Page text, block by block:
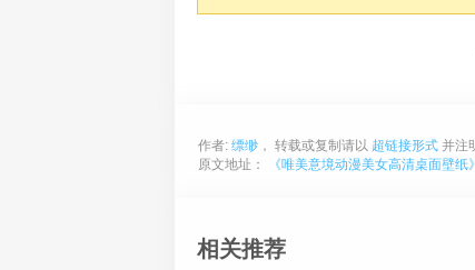
作者: 缥缈 ， 转载或复制请以 超链接形式 并注
原文地址：
《唯美意境动漫美女高清桌面壁纸》
相关推荐